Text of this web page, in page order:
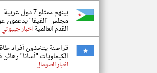
مجلس "الفيفا" يدعمون
القدم العالميةاخبار جيبوتي
قراصنة يتخذون أفراد
الكيماويات "أسانا"
اخبار الصومال